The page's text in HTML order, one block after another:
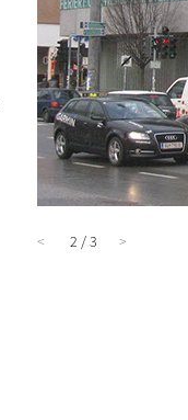
2 / 3
< >